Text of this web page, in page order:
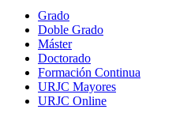
Grado
Doble Grado
Máster
Doctorado
Formación Continua
URJC Mayores
URJC Online